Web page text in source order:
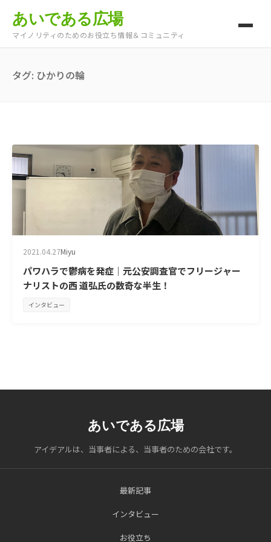
あいである広場
マイノリティのためのお役立ち情報＆コミュニティ
タグ: ひかりの輪
2021.04.27Miyu
パワハラで鬱病を発症｜元公安調査官でフリージャー
ナリストの西 道弘氏の数奇な半生！
インタビュー
あいである広場
アイデアルは、当事者による、当事者のための会社です。
最新記事
インタビュー
お役立ち